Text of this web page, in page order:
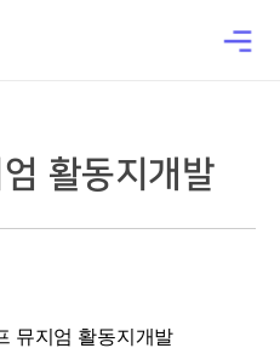
활동지개발
뮤지엄 활동지개발